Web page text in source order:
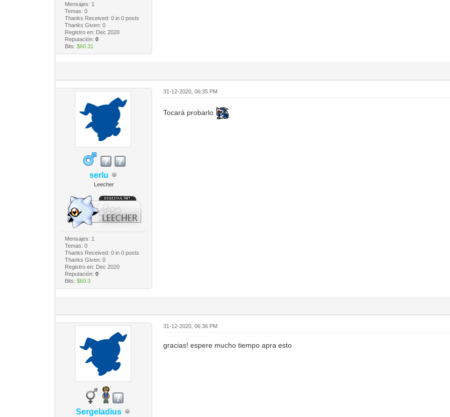
Mensajes: 1
Temas: 0
Thanks Received: 0in 0 posts
Thanks Given: 0
Registro en: Dec 2020
Reputación: 0
Bits: $60.31
serlu
Leecher
Mensajes: 1
Temas: 0
Thanks Received: 0in 0 posts
Thanks Given: 0
Registro en: Dec 2020
Reputación: 0
Bits: $60.3
31-12-2020, 06:35 PM
Tocará probarlo
Sergeladius
31-12-2020, 06:36 PM
gracias! espere mucho tiempo apra esto